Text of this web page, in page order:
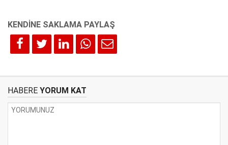
HABERE YORUM KAT